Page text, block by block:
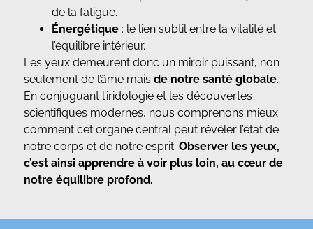
de la fatigue.
Énergétique : le lien subtil entre la vitalité et
l’équilibre intérieur.
Les yeux demeurent donc un miroir puissant, non
seulement de l’âme mais de notre santé globale.
En conjuguant l’iridologie et les découvertes
scientifiques modernes, nous comprenons mieux
comment cet organe central peut révéler l’état de
notre corps et de notre esprit. Observer les yeux,
c’est ainsi apprendre à voir plus loin, au cœur de
notre équilibre profond.